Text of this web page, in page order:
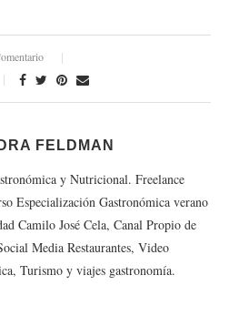
FELDMAN
y Nutricional. Freelance
Especialización Gastronómica verano
Camilo José Cela, Canal Propio de
Media Restaurantes, Video
Turismo y viajes gastronomía.